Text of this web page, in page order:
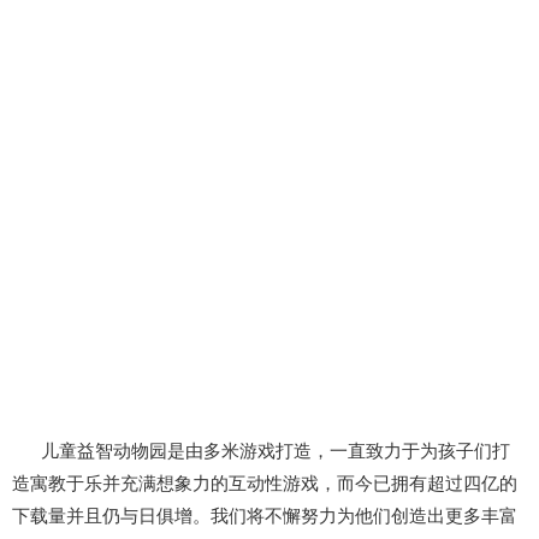
儿童益智动物园是由多米游戏打造，一直致力于为孩子们打
造寓教于乐并充满想象力的互动性游戏，而今已拥有超过四亿的
下载量并且仍与日俱增。我们将不懈努力为他们创造出更多丰富